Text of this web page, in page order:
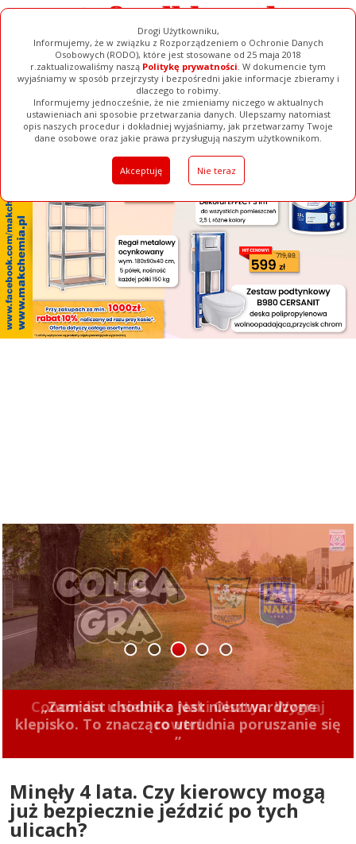
Drogi Użytkowniku,
Informujemy, że w związku z Rozporządzeniem o Ochronie Danych
Osobowych (RODO), które jest stosowane od 25 maja 2018
r.zaktualizowaliśmy naszą Politykę prywatności. W dokumencie tym
wyjaśniamy w sposób przejrzysty i bezpośredni jakie informacje zbieramy i
dlaczego to robimy.
Informujemy jednocześnie, że nie zmieniamy niczego w aktualnych
ustawieniach ani sposobie przetwarzania danych. Ulepszamy natomiast
opis naszych procedur i dokładniej wyjaśniamy, jak przetwarzamy Twoje
dane osobowe oraz jakie prawa przysługują naszym użytkownikom.
Akceptuję Nie teraz
[ ZAMKNIJ ]
Ogłoszenia Filmy Galerie Baza Firm Pełna Wersja
Concordia u siebie z Naki Olsztyn. Wygraj
rower!
1 2 3 4 5
Minęły 4 lata. Czy kierowcy mogą
już bezpiecznie jeździć po tych
ulicach?